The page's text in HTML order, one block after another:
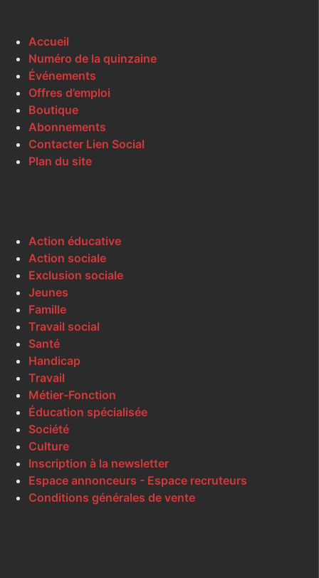
Accueil
Numéro de la quinzaine
Événements
Offres d’emploi
Boutique
Abonnements
Contacter Lien Social
Plan du site
Action éducative
Action sociale
Exclusion sociale
Jeunes
Famille
Travail social
Santé
Handicap
Travail
Métier-Fonction
Éducation spécialisée
Société
Culture
Inscription à la newsletter
Espace annonceurs - Espace recruteurs
Conditions générales de vente